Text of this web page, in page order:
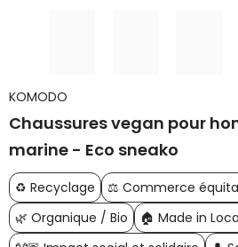
KOMODO
Chaussures vegan pour
marine - Eco sneako
♻️ Recyclage ⚖️ Commerce
🌿 Organique / Bio
🏠 Made in